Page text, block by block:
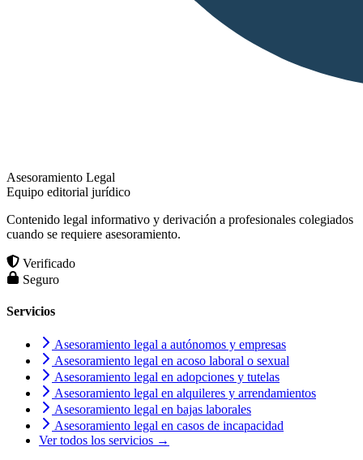
Asesoramiento Legal
Equipo editorial jurídico
Contenido legal informativo y derivación a profesionales colegiados
cuando se requiere asesoramiento.
Verificado
Seguro
Servicios
Asesoramiento legal a autónomos y empresas
Asesoramiento legal en acoso laboral o sexual
Asesoramiento legal en adopciones y tutelas
Asesoramiento legal en alquileres y arrendamientos
Asesoramiento legal en bajas laborales
Asesoramiento legal en casos de incapacidad
Ver todos los servicios →